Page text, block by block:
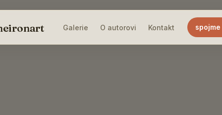
Galerie O autorovi Kontakt